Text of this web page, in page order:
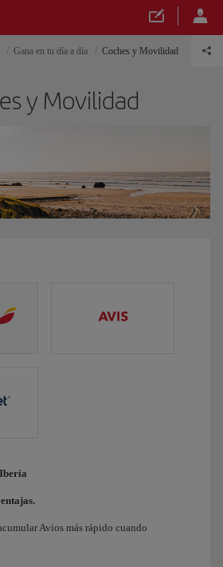
Gana en tu día a día Coches y Movilidad
y Movilidad
Avios más rápido cuando